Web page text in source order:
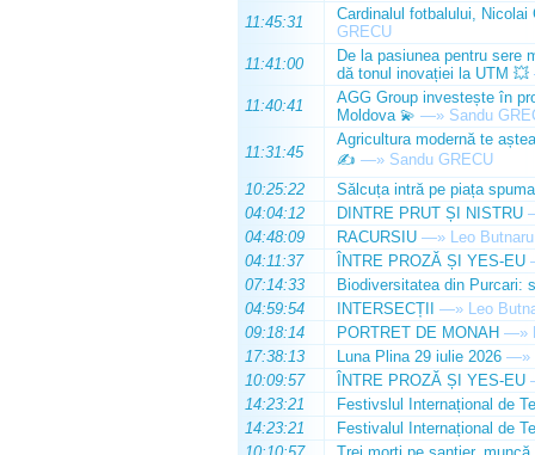
11:45:31
Cardinalul fotbalului,
GRECU
11:41:00
De la pasiunea pentru sere
dă tonul inovației la UTM 💥
11:40:41
AGG Group investește în
Moldova 💫 —» Sandu
11:31:45
Agricultura modernă te
✍️ —» Sandu GRECU
10:25:22
Sălcuța intră pe piața
04:04:12
DINTRE PRUT ȘI NISTRU
04:48:09
RACURSIU —» Leo Butnaru
04:11:37
ÎNTRE PROZĂ ȘI YES-EU
07:14:33
Biodiversitatea din Purcari:
04:59:54
INTERSECȚII —» Leo
09:18:14
PORTRET DE MONAH —»
17:38:13
Luna Plina 29 iulie 2026 —»
10:09:57
ÎNTRE PROZĂ ȘI YES-EU
14:23:21
Festivslul Internațional de
14:23:21
Festivalul Internațional de